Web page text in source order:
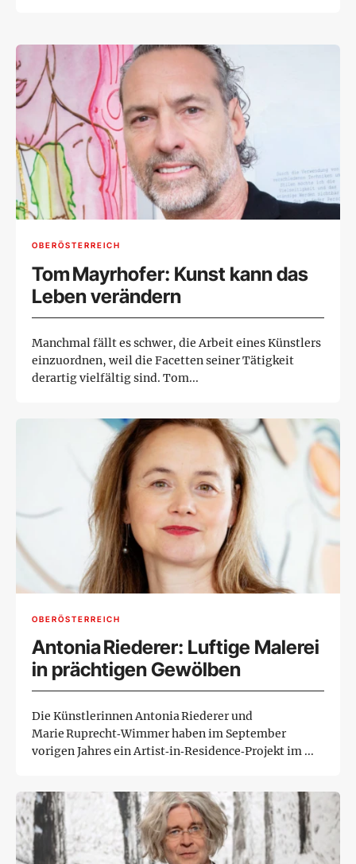
OBERÖSTERREICH
Tom Mayrhofer: Kunst kann das
Leben verändern
Manchmal fällt es schwer, die Arbeit eines Künstlers
einzuordnen, weil die Facetten seiner Tätigkeit
derartig vielfältig sind. Tom...
OBERÖSTERREICH
Antonia Riederer: Luftige Malerei
in prächtigen Gewölben
Die Künstlerinnen Antonia Riederer und
Marie Ruprecht‑Wimmer haben im September
vorigen Jahres ein Artist‑in‑Residence‑Projekt im ...